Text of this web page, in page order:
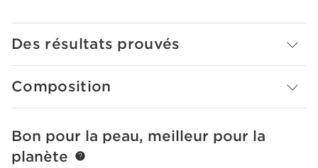
Des résultats prouvés
Composition
ALLER AU CONTENU
Bon pour la peau, meilleur pour la
planète